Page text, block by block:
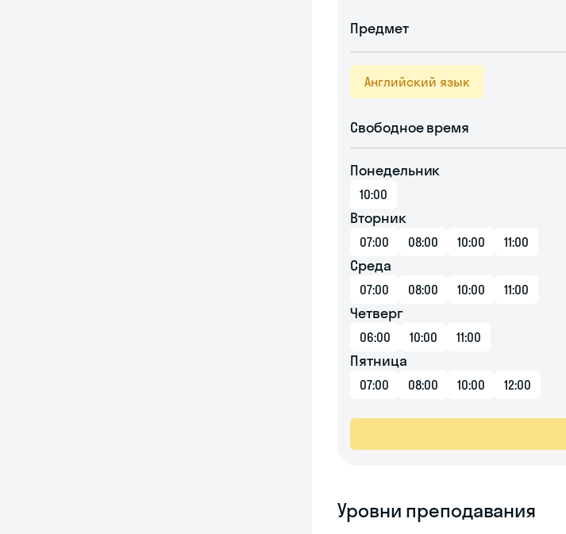
Предмет
Английский язык
Свободное время
Понедельник
10:00
Вторник
07:00 08:00 10:00 11:00
Среда
07:00 08:00 10:00 11:00
Четверг
06:00 10:00 11:00
Пятница
07:00 08:00 10:00 12:00
Уровни преподавания